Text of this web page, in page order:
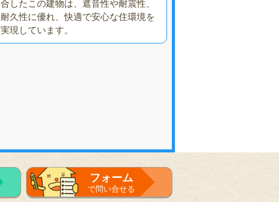
合したこの建物は、遮音性や耐震性、
耐久性に優れ、快適で安心な住環境を
実現しています。
フォーム
で問い合せる